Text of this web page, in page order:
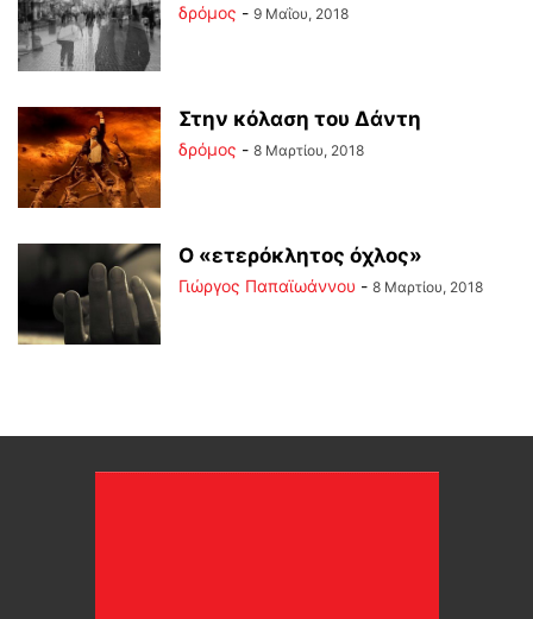
δρόμος - 9 Μαΐου, 2018
Στην κόλαση του Δάντη
δρόμος - 8 Μαρτίου, 2018
Ο «ετερόκλητος όχλος»
Γιώργος Παπαϊωάννου - 8 Μαρτίου, 2018